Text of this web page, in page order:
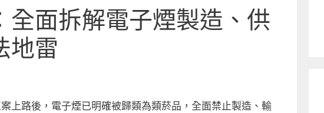
全面拆解電子煙製造、供
地雷
上路後，電子煙已明確被歸類為類菸品，全面禁止製造、輸